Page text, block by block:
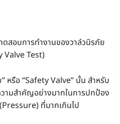
ดสอบการทํางานของวาล์วนิรภัย
Valve Test)
หรือ “Safety Valve” นั้น สําหรับ
มสำคัญอย่างมากในการปกป้อง
ที่มากเกินไป